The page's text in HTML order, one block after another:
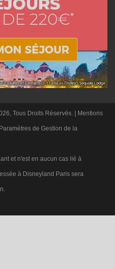
Tous Droits Réservés. | Mentions
Paramètres de Gestion de la
et n'est en aucun cas lié à
à Disneyland Paris sera